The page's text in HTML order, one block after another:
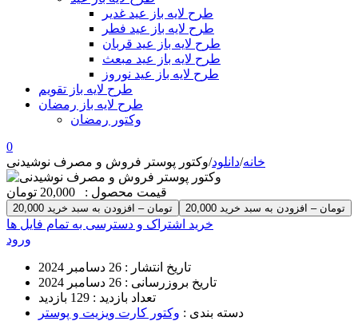
طرح لایه باز عید غدیر
طرح لایه باز عید فطر
طرح لایه باز عید قربان
طرح لایه باز عید مبعث
طرح لایه باز عید نوروز
طرح لایه باز تقویم
طرح لایه باز رمضان
وکتور رمضان
0
خانه/دانلود/وکتور پوستر فروش و مصرف نوشیدنی
قیمت محصول : 20,000 تومان
20,000 تومان – افزودن به سبد خرید
خرید اشتراک و دسترسی به تمام فایل ها
ورود
تاریخ انتشار : 26 دسامبر 2024
تاریخ بروزرسانی : 26 دسامبر 2024
تعداد بازدید : 129 بازدید
دسته بندی : وکتور کارت ویزیت و پوستر